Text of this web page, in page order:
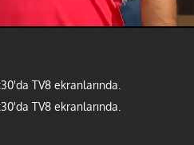
TV8 ekranlarında.
TV8 ekranlarında.